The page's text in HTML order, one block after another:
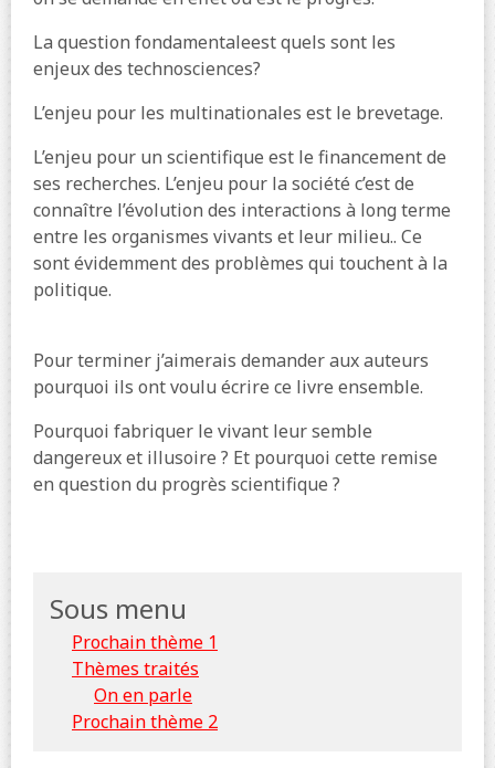
La question fondamentaleest quels sont les
enjeux des technosciences?
L’enjeu pour les multinationales est le brevetage.
L’enjeu pour un scientifique est le financement de
ses recherches. L’enjeu pour la société c’est de
connaître l’évolution des interactions à long terme
entre les organismes vivants et leur milieu.. Ce
sont évidemment des problèmes qui touchent à la
politique.
Pour terminer j’aimerais demander aux auteurs
pourquoi ils ont voulu écrire ce livre ensemble.
Pourquoi fabriquer le vivant leur semble
dangereux et illusoire ? Et pourquoi cette remise
en question du progrès scientifique ?
Sous menu
Prochain thème 1
Thèmes traités
On en parle
Prochain thème 2